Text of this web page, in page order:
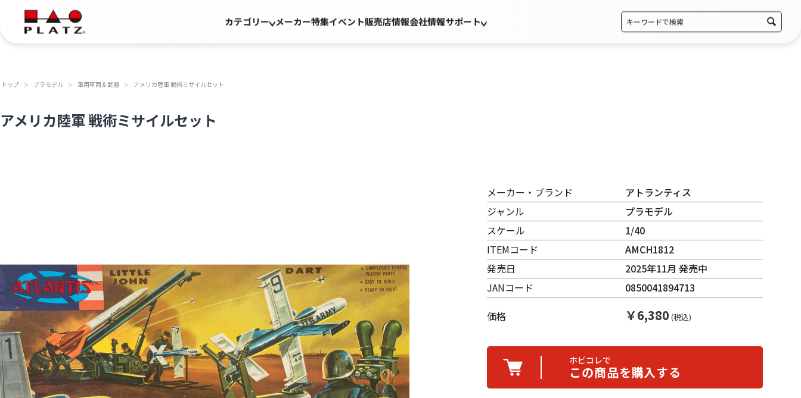
カテゴリー メーカー特集イベント販売店情報会社情報サポート
トップ ＞ プラモデル ＞ 軍用車両 & 武器 ＞ アメリカ陸軍 戦術ミサイルセット
アメリカ陸軍 戦術ミサイルセット
メーカー・ブランド
アトランティス
ジャンル
プラモデル
スケール
1/40
ITEMコード
AMCH1812
発売日
2025年11月 発売中
JANコード
0850041894713
価格
￥6,380 (税込)
ホビコレで
この商品を購入する